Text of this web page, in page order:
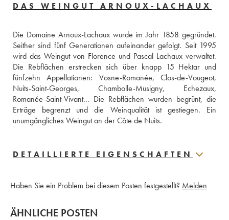
DAS WEINGUT ARNOUX-LACHAUX
Die Domaine Arnoux-Lachaux wurde im Jahr 1858 gegründet.
Seither sind fünf Generationen aufeinander gefolgt. Seit 1995
wird das Weingut von Florence und Pascal Lachaux verwaltet.
Die Rebflächen erstrecken sich über knapp 15 Hektar und
fünfzehn Appellationen: Vosne-Romanée, Clos-de-Vougeot,
Nuits-Saint-Georges, Chambolle-Musigny, Echezaux,
Romanée-Saint-Vivant... Die Rebflächen wurden begrünt, die
Erträge begrenzt und die Weinqualität ist gestiegen. Ein
unumgängliches Weingut an der Côte de Nuits.
DETAILLIERTE EIGENSCHAFTEN
Haben Sie ein Problem bei diesem Posten festgestellt? Melden
ÄHNLICHE POSTEN